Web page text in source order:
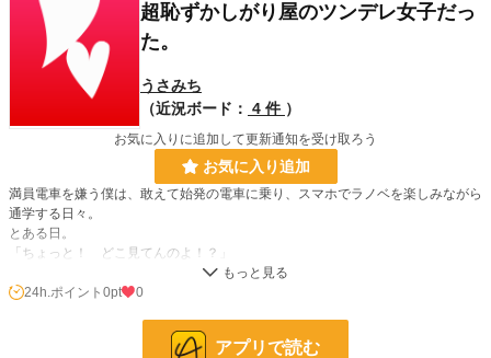
超恥ずかしがり屋のツンデレ女子だっ
た。
うさみち
（近況ボード： 4 件 ）
お気に入りに追加して更新通知を受け取ろう
お気に入り追加
満員電車を嫌う僕は、敢えて始発の電車に乗り、スマホでラノベを楽しみながら
通学する日々。
とある日。
「ちょっと！ どこ見てんのよ！？」
と声がすると思ったら、僕のことですか？
……いや、スマホでラブコメ系ホラー見てたんですけど。
ツンデレ系女子×始発を愛する男子が織りなすラブコメ系物語。
これを読めばきっとあなたも、ツンデレ女子の虜になります。
24h.ポイント 0pt 0
アプリで読む